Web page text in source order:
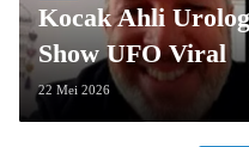
Kocak Ahli
Show UFO Viral
22 Mei 2026